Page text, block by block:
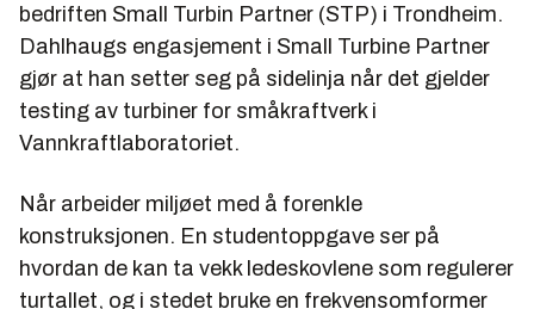
bedriften Small Turbin Partner (STP) i Trondheim.
Dahlhaugs engasjement i Small Turbine Partner
gjør at han setter seg på sidelinja når det gjelder
testing av turbiner for småkraftverk i
Vannkraftlaboratoriet.
Når arbeider miljøet med å forenkle
konstruksjonen. En studentoppgave ser på
hvordan de kan ta vekk ledeskovlene som regulerer
turtallet, og i stedet bruke en frekvensomformer